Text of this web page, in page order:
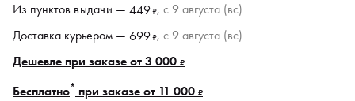
Из пунктов выдачи — 449₽, c 9 августа (вс)
Доставка курьером — 699₽, c 9 августа (вс)
Дешевле при заказе от 3 000 ₽
Бесплатно* при заказе от 11 000 ₽